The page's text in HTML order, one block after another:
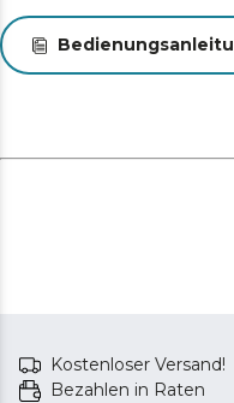
Kostenloser Versand!
Bezahlen in Raten